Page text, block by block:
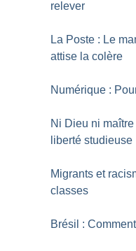
relever
La Poste : Le
attise la colère
Numérique :
Ni Dieu ni
liberté studieuse
Migrants et
classes
Brésil :